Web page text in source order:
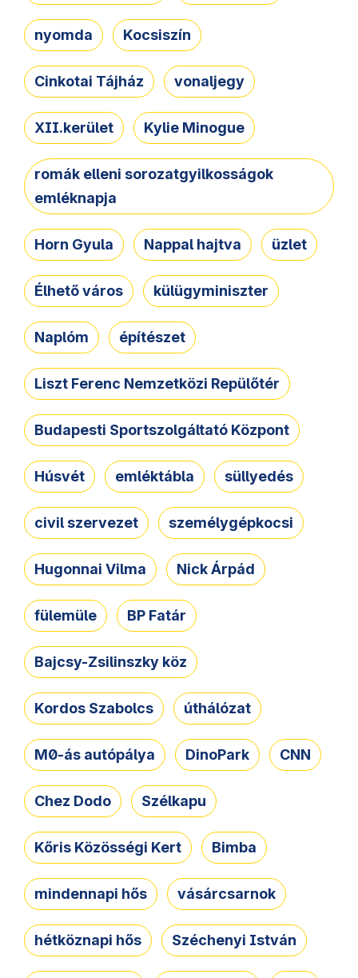
nyomda Kocsiszín
Cinkotai Tájház vonaljegy
XII.kerület Kylie Minogue
romák elleni sorozatgyilkosságok
emléknapja
Horn Gyula Nappal hajtva üzlet
Élhető város külügyminiszter
Naplóm építészet
Liszt Ferenc Nemzetközi Repülőtér
Budapesti Sportszolgáltató Központ
Húsvét emléktábla süllyedés
civil szervezet személygépkocsi
Hugonnai Vilma Nick Árpád
fülemüle BP Fatár
Bajcsy-Zsilinszky köz
Kordos Szabolcs úthálózat
M0-ás autópálya DinoPark CNN
Chez Dodo Szélkapu
Kőris Közösségi Kert Bimba
mindennapi hős vásárcsarnok
hétköznapi hős Széchenyi István